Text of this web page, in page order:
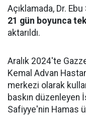
Açıklamada, Dr.
21 gün boyunca
aktarıldı.
Aralık 2024'te
Kemal Advan
merkezi olarak
baskın düzenleyen
Safiyye'nin Hamas